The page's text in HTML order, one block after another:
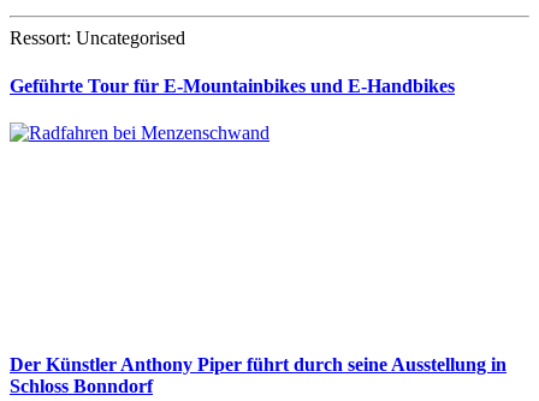
Ressort: Uncategorised
Geführte Tour für E-Mountainbikes und E-Handbikes
Der Künstler Anthony Piper führt durch seine Ausstellung in
Schloss Bonndorf